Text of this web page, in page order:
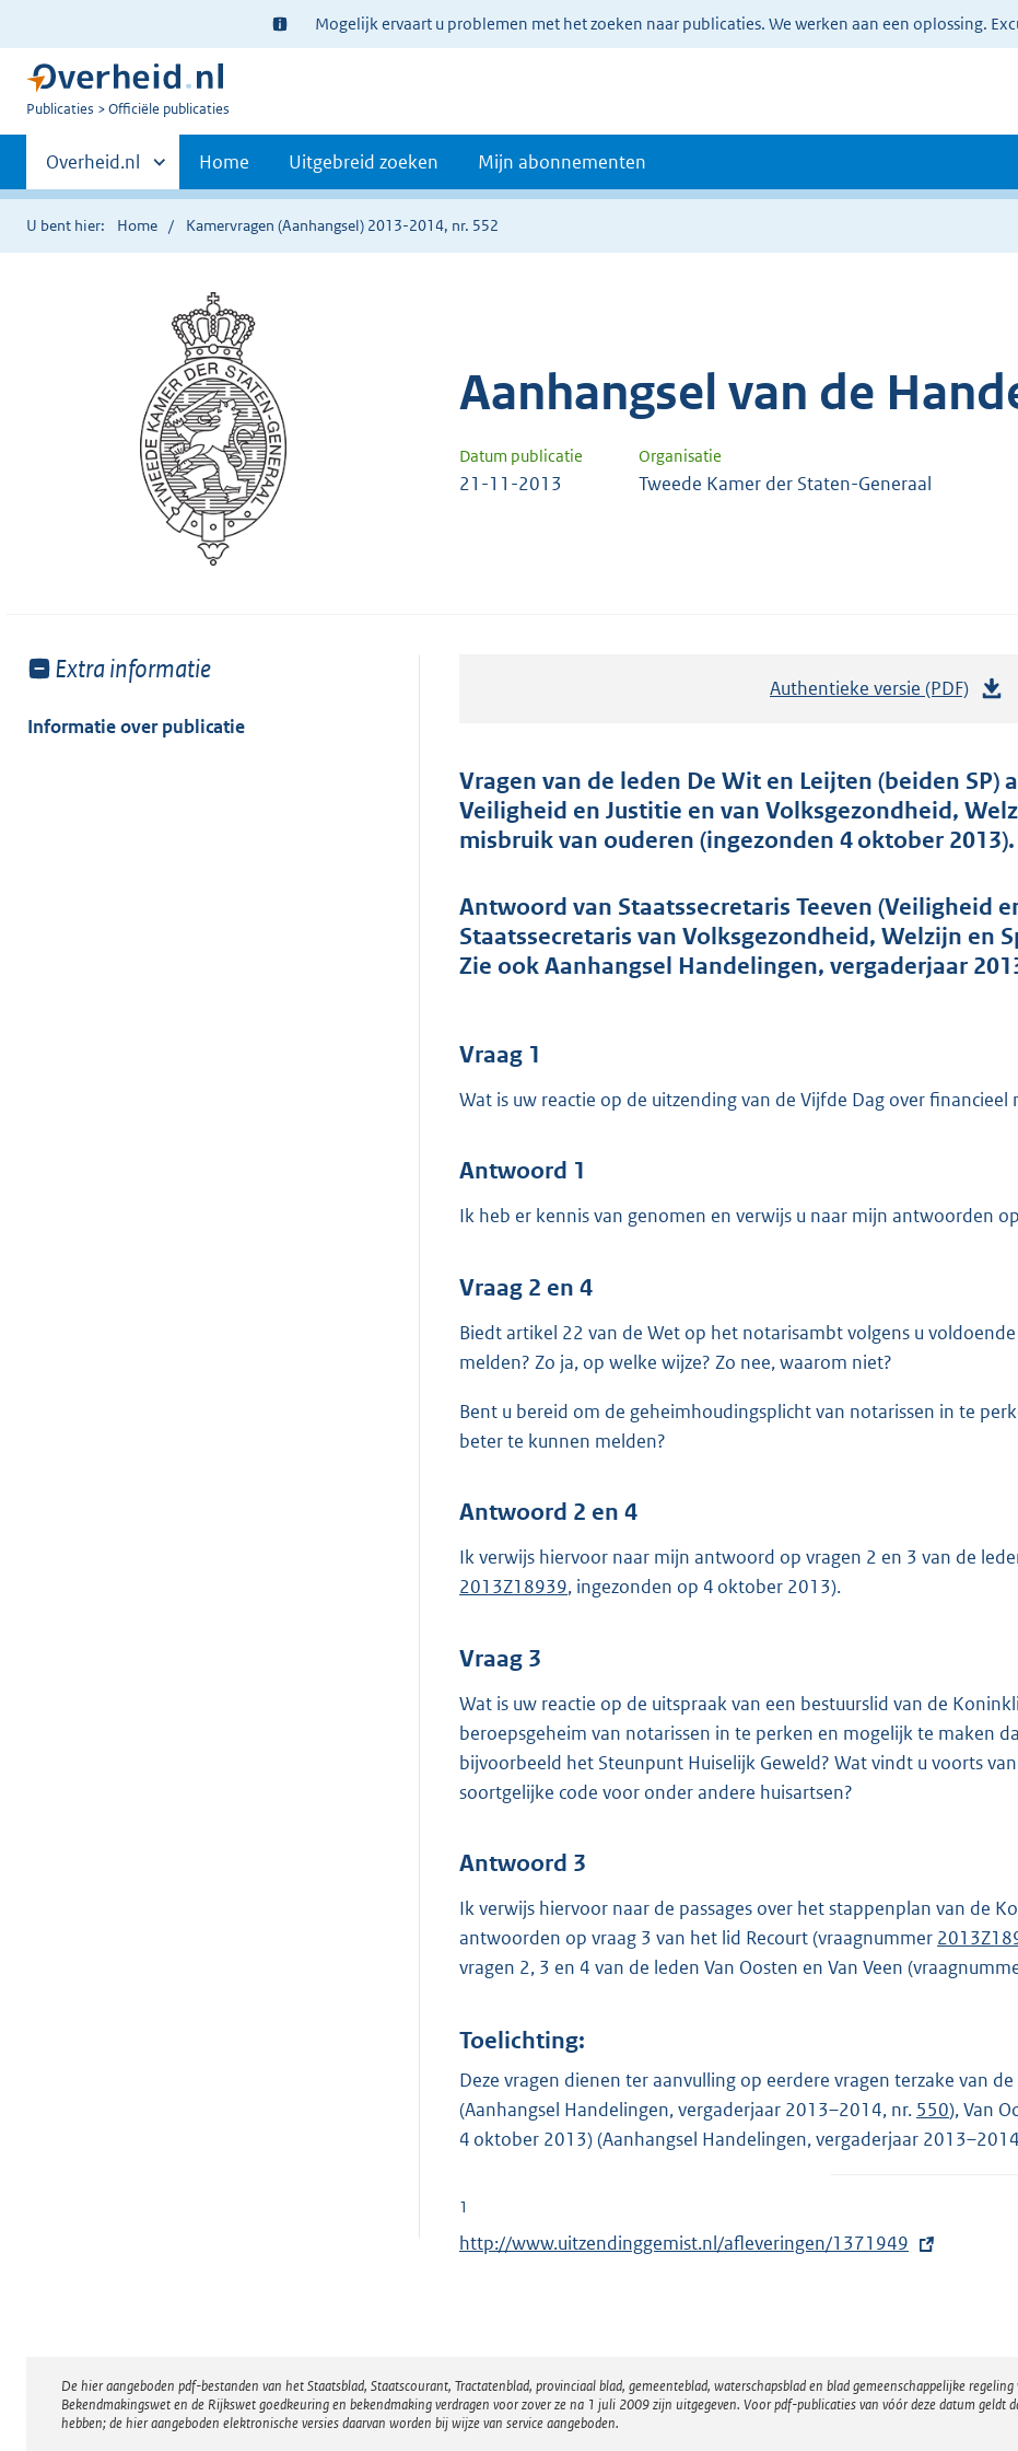
Ter
informatie:
Mogelijk ervaart u problemen met het zoeken naar publicaties. We werken aan een oplossing.
U
Publicaties Officiële publicaties
Primaire
navigatie
Andere
sites
binnen
Overheid.nl Home Uitgebreid zoeken Mijn abonnementen
U bent hier: Home Kamervragen (Aanhangsel) 2013-2014, nr. 552
Aanhangsel van de
Datum publicatie Organisatie
21-11-2013 Tweede Kamer der Staten-Generaal
Toon
van:
Extra informatie
Informatie over publicatie
Authentieke versie (PDF)
t
a
n
s
r
e
K
Vragen van de leden De Wit en Leijten (beiden SP)
Veiligheid en Justitie en van Volksgezondheid,
misbruik van ouderen (ingezonden 4 oktober 2013).
Antwoord van Staatssecretaris Teeven (Veiligheid
Staatssecretaris van Volksgezondheid, Welzijn en
Zie ook Aanhangsel Handelingen, vergaderjaar
Vraag 1
Wat is uw reactie op de uitzending van de Vijfde Dag over financieel
Antwoord 1
Ik heb er kennis van genomen en verwijs u naar mijn antwoorden
Vraag 2 en 4
Biedt artikel 22 van de Wet op het notarisambt volgens u
melden? Zo ja, op welke wijze? Zo nee, waarom niet?
Bent u bereid om de geheimhoudingsplicht van notarissen in te
beter te kunnen melden?
Antwoord 2 en 4
Ik verwijs hiervoor naar mijn antwoord op vragen 2 en 3 van de
2013Z18939, ingezonden op 4 oktober 2013).
Vraag 3
Wat is uw reactie op de uitspraak van een bestuurslid van de
beroepsgeheim van notarissen in te perken en mogelijk te maken
bijvoorbeeld het Steunpunt Huiselijk Geweld? Wat vindt u voorts
soortgelijke code voor onder andere huisartsen?
Antwoord 3
Ik verwijs hiervoor naar de passages over het stappenplan van de
antwoorden op vraag 3 van het lid Recourt (vraagnummer
vragen 2, 3 en 4 van de leden Van Oosten en Van Veen
Toelichting:
Deze vragen dienen ter aanvulling op eerdere vragen terzake van
(Aanhangsel Handelingen, vergaderjaar 2013–2014, nr. 550), Van
4 oktober 2013) (Aanhangsel Handelingen, vergaderjaar
1
E
n
e
http://www.uitzendinggemist.nl/afleveringen/1371949
Disclaimer
De hier aangeboden pdf-bestanden van het Staatsblad, Staatscourant, Tractatenblad, provinciaal blad, gemeenteblad, waterschapsblad en blad gemeenschappelijke
Bekendmakingswet en de Rijkswet goedkeuring en bekendmaking verdragen voor zover ze na 1 juli 2009 zijn uitgegeven. Voor pdf-publicaties van vóór deze datum geldt
hebben; de hier aangeboden elektronische versies daarvan worden bij wijze van service aangeboden.